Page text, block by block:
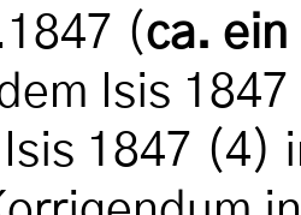
(ca. ein
Isis
1847 (4)